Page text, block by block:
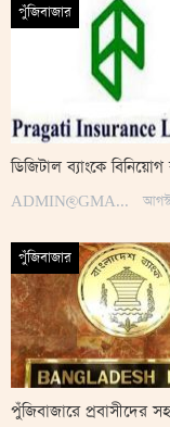
পুঁজিবাজার
ডিজিটাল ব্যাংকে
ADMIN@GMAIL.COM
পুঁজিবাজার
পুঁজিবাজারে প্রবাসীদের